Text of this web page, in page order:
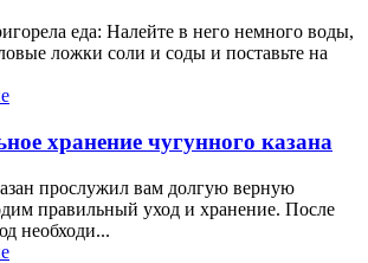
еда: Налейте в него немного воды,
ложки соли и соды и поставьте на
хранение чугунного казана
прослужил вам долгую верную
правильный уход и хранение. После
необходи...